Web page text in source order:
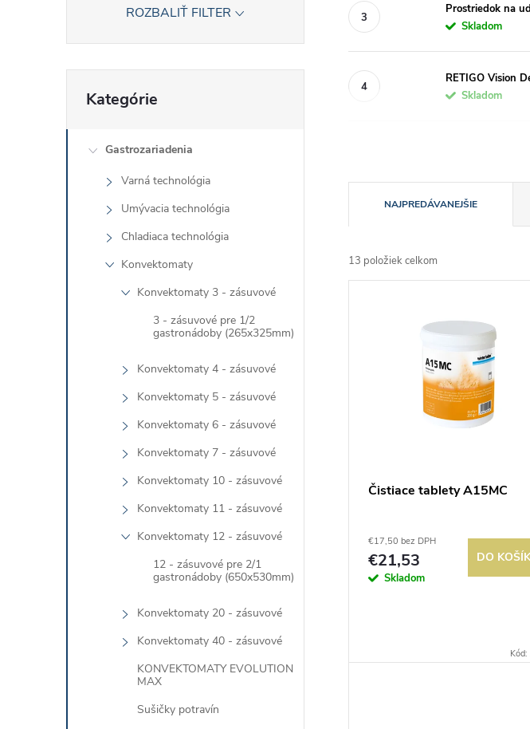
n
e
l
ROZBALIŤ FILTER
kategórie
Kategórie
Gastrozariadenia
Varná technológia
Umývacia technológia
Chladiaca technológia
Konvektomaty
Konvektomaty 3 - zásuvové
3 - zásuvové pre 1/2
gastronádoby (265x325mm)
Konvektomaty 4 - zásuvové
Konvektomaty 5 - zásuvové
Konvektomaty 6 - zásuvové
Konvektomaty 7 - zásuvové
Konvektomaty 10 - zásuvové
Konvektomaty 11 - zásuvové
Konvektomaty 12 - zásuvové
12 - zásuvové pre 2/1
gastronádoby (650x530mm)
Konvektomaty 20 - zásuvové
Konvektomaty 40 - zásuvové
KONVEKTOMATY EVOLUTION
MAX
Sušičky potravín
Prostriedok na
Skladom
RETIGO Vision
Skladom
a
d
NAJPREDÁVANEJŠIE
13 položiek celkom
u
Čistiace tablety A15MC
€17,50 bez DPH
€21,53
Skladom
DO
Kód: